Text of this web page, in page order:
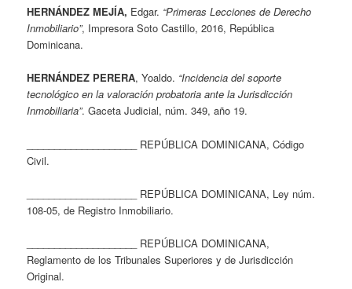
HERNÁNDEZ MEJÍA, Edgar. “Primeras Lecciones de Derecho
Inmobiliario”, Impresora Soto Castillo, 2016, República
Dominicana.
HERNÁNDEZ PERERA, Yoaldo. “Incidencia del soporte
tecnológico en la valoración probatoria ante la Jurisdicción
Inmobiliaria”. Gaceta Judicial, núm. 349, año 19.
____________________ REPÚBLICA DOMINICANA, Código
Civil.
____________________ REPÚBLICA DOMINICANA, Ley núm.
108-05, de Registro Inmobiliario.
____________________ REPÚBLICA DOMINICANA,
Reglamento de los Tribunales Superiores y de Jurisdicción
Original.